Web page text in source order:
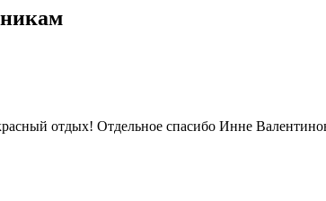
отдых! Отдельное спасибо Инне